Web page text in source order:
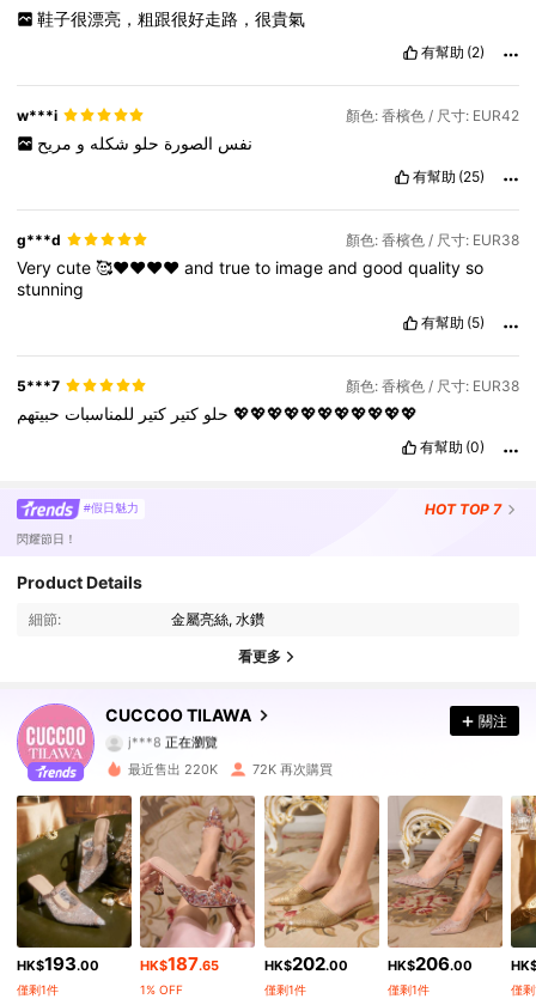
鞋子很漂亮，粗跟很好走路，很貴氣
有幫助 (2)
w***i 顏色: 香檳色 / 尺寸: EUR42
نفس الصورة حلو شكله و مريح
有幫助 (25)
g***d 顏色: 香檳色 / 尺寸: EUR38
Verycute🥰❤️❤️❤️❤️andtrueto imageandgoodqualityso
stunning
有幫助 (5)
5***7 顏色: 香檳色 / 尺寸: EUR38
حلو كتير كتير للمناسبات حبيتهم💖💖💖💖💖💖💖💖💖💖💖
有幫助 (0)
#假日魅力 HOT TOP 7
閃耀節日！
Product Details
細節: 金屬亮絲, 水鑽
看更多
CUCCOO TILAWA
4.90
156K 追蹤者
4.90 156K 追蹤者
4.90 156K 追蹤者
4.90 156K 追蹤者
4.90 156K 追蹤者
4.90 156K 追蹤者
關注
最近售出 220K 72K 再次購買
HK$193.00
僅剩1件
HK$187.65
1% OFF
HK$202.00
僅剩1件
HK$206.00
僅剩1件 僅